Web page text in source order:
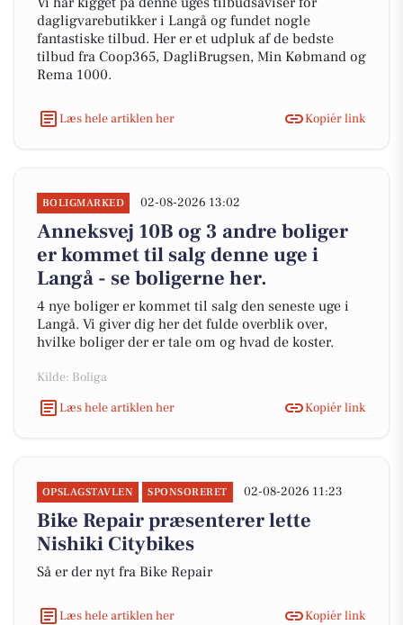
dagligvarebutikker i Langå og fundet nogle
fantastiske tilbud. Her er et udpluk af de bedste
tilbud fra Coop365, DagliBrugsen, Min Købmand og
Rema 1000.
Læs hele artiklen her Kopiér link
BOLIGMARKED 02-08-2026 13:02
Anneksvej 10B og 3 andre boliger
er kommet til salg denne uge i
Langå - se boligerne her.
4 nye boliger er kommet til salg den seneste uge i
Langå. Vi giver dig her det fulde overblik over,
hvilke boliger der er tale om og hvad de koster.
Kilde: Boliga
Læs hele artiklen her
Kopiér link
OPSLAGSTAVLEN SPONSORERET 02-08-2026 11:23
Bike Repair præsenterer lette
Nishiki Citybikes
Så er der nyt fra Bike Repair
Læs hele artiklen her Kopiér link